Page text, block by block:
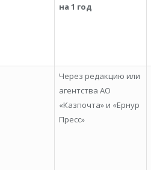
на 1 год
Через редакцию или
агентства АО
«Казпочта» и «Ернур
Пресс»